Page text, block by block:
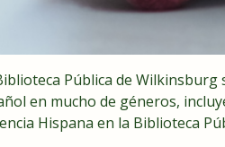
Pública de
en mucho de géneros,
Hispana en la Biblioteca